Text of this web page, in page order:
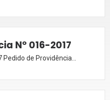
Nº 016-2017
Pedido de Providência...